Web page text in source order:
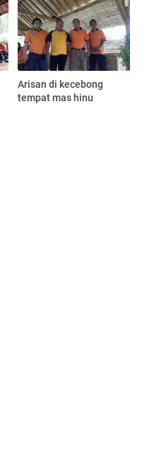
Arisan di kecebong
tempat mas hinu